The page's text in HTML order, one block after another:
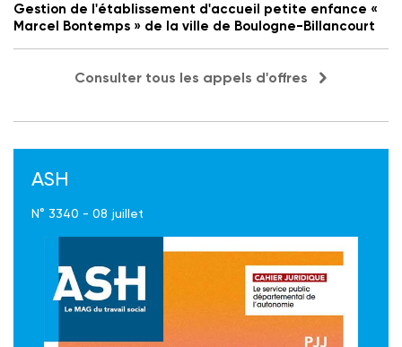
Gestion de l'établissement d'accueil petite enfance «
Marcel Bontemps » de la ville de Boulogne-Billancourt
Consulter tous les appels d'offres
ASH
N° 3340 - 08 juillet